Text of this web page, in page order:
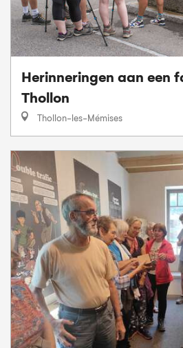
Herinneringen aan een
Thollon
Thollon-les-Mémises